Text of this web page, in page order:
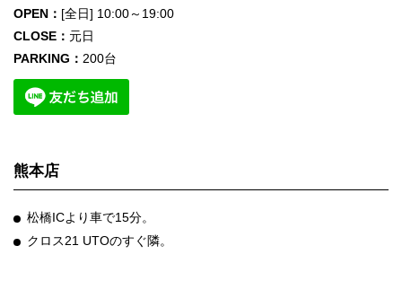
OPEN： [全日] 10:00～19:00
CLOSE： 元日
PARKING： 200台
熊本店
松橋ICより車で15分。
クロス21 UTOのすぐ隣。